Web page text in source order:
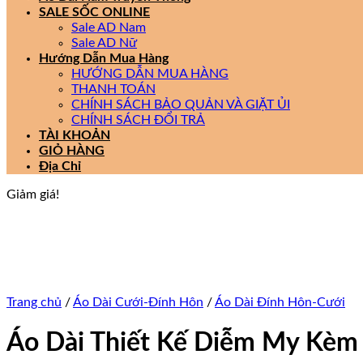
SALE SỐC ONLINE
Sale AD Nam
Sale AD Nữ
Hướng Dẫn Mua Hàng
HƯỚNG DẪN MUA HÀNG
THANH TOÁN
CHÍNH SÁCH BẢO QUẢN VÀ GIẶT ỦI
CHÍNH SÁCH ĐỔI TRẢ
TÀI KHOẢN
GIỎ HÀNG
Địa Chỉ
Giảm giá!
Trang chủ /Áo Dài Cưới-Đính Hôn /Áo Dài Đính Hôn-Cưới
Áo Dài Thiết Kế Diễm My Kèm